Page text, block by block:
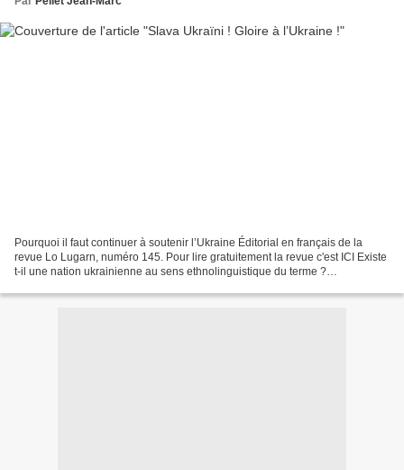
Pourquoi il faut continuer à soutenir l’Ukraine Éditorial en français de la
revue Lo Lugarn, numéro 145. Pour lire gratuitement la revue c'est ICI Existe
t-il une nation ukrainienne au sens ethnolinguistique du terme ?